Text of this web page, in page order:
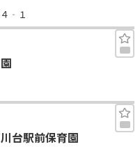
‐１
台駅前保育園